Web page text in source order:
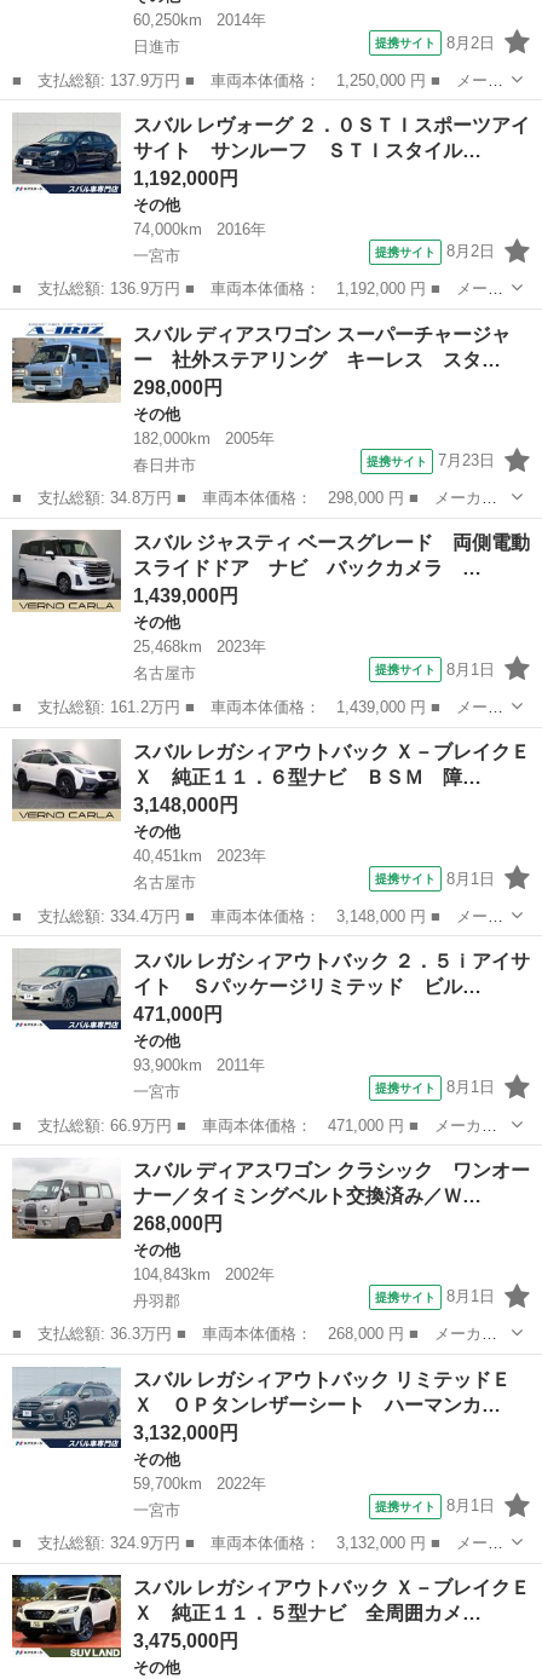
60,250km
2014年
日進市
提携サイト 8月2日
■ 支払総額: 137.9万円 ■ 車両本体価格： 1,250,000 円 ■ メーカ
ー名： スバル ■ 車種名： レガシィアウトバック ■ グレード
名： ベースグレード ４ＷＤ 禁煙車 衝突軽減 ＳＤナビ バッ
クカメラ ...
愛知 日進市
スバル レヴォーグ ２．０ＳＴＩスポーツアイ
サイト サンルーフ ＳＴＩスタイル…
1,192,000円
その他
74,000km
2016年
一宮市
提携サイト 8月2日
■ 支払総額: 136.9万円 ■ 車両本体価格： 1,192,000 円 ■ メーカ
ー名： スバル ■ 車種名： レヴォーグ ■ グレード名： ２．０
ＳＴＩスポーツアイサイト サンルーフ ＳＴＩスタイルＰＫＧ Ｌ
ＥＤライ...
愛知 一宮市
スバル ディアスワゴン スーパーチャージャ
ー 社外ステアリング キーレス スタ…
298,000円
その他
182,000km
2005年
春日井市
提携サイト 7月23日
■ 支払総額: 34.8万円 ■ 車両本体価格： 298,000 円 ■ メーカー
名： スバル ■ 車種名： ディアスワゴン ■ グレード名： スー
パーチャージャー 社外ステアリング キーレス スタッドレスタイ
ヤアルミ付き...
愛知 春日井市 その他
スバル ジャスティ ベースグレード 両側電動
スライドドア ナビ バックカメラ …
1,439,000円
その他
25,468km
2023年
名古屋市
提携サイト 8月1日
■ 支払総額: 161.2万円 ■ 車両本体価格： 1,439,000 円 ■ メーカ
ー名： スバル ■ 車種名： ジャスティ ■ グレード名： ベース
グレード 両側電動スライドドア ナビ バックカメラ スマートア
シスト ...
愛知 名古屋市
スバル レガシィアウトバック Ｘ－ブレイクＥ
Ｘ 純正１１．６型ナビ ＢＳＭ 障…
3,148,000円
その他
40,451km
2023年
名古屋市
提携サイト 8月1日
■ 支払総額: 334.4万円 ■ 車両本体価格： 3,148,000 円 ■ メーカ
ー名： スバル ■ 車種名： レガシィアウトバック ■ グレード
名： Ｘ－ブレイクＥＸ 純正１１．６型ナビ ＢＳＭ 障害物セン
サー 全...
愛知 名古屋市
スバル レガシィアウトバック ２．５ｉアイサ
イト Ｓパッケージリミテッド ビル…
471,000円
その他
93,900km
2011年
一宮市
提携サイト 8月1日
■ 支払総額: 66.9万円 ■ 車両本体価格： 471,000 円 ■ メーカー
名： スバル ■ 車種名： レガシィアウトバック ■ グレード
名： ２．５ｉアイサイト Ｓパッケージリミテッド ビルシュタイ
ンサス 純正ナビ...
愛知
スバル ディアスワゴン クラシック ワンオー
ナー／タイミングベルト交換済み／Ｗ…
268,000円
その他
104,843km
2002年
丹羽郡
提携サイト 8月1日
■ 支払総額: 36.3万円 ■ 車両本体価格： 268,000 円 ■ メーカー
名： スバル ■ 車種名： ディアスワゴン ■ グレード名： クラ
シック ワンオーナー／タイミングベルト交換済み／Ｗエアバッグ／
ＡＢＳ／オー...
愛知 丹羽郡
スバル レガシィアウトバック リミテッドＥ
Ｘ ＯＰタンレザーシート ハーマンカ…
3,132,000円
その他
59,700km
2022年
一宮市
提携サイト 8月1日
■ 支払総額: 324.9万円 ■ 車両本体価格： 3,132,000 円 ■ メーカ
ー名： スバル ■ 車種名： レガシィアウトバック ■ グレード
名： リミテッドＥＸ ＯＰタンレザーシート ハーマンカードンサ
ウンド 純...
愛知 一宮市
スバル レガシィアウトバック Ｘ－ブレイクＥ
Ｘ 純正１１．５型ナビ 全周囲カメ…
3,475,000円
その他